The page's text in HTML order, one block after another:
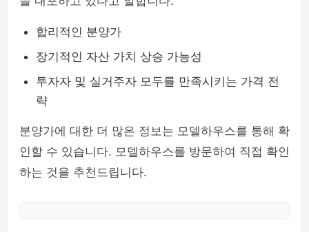
합리적인 분양가
장기적인 자산 가치 상승 가능성
투자자 및 실거주자 모두를 만족시키는 가격 전
략
분양가에 대한 더 많은 정보는 모델하우스를 통해 확
인할 수 있습니다. 모델하우스를 방문하여 직접 확인
하는 것을 추천드립니다.